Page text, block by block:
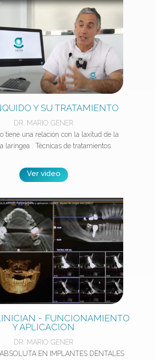
Y SU TRATAMIENTO
DR. MARIO GENER
tiene una relación con la laxitud de la
laríngea . Técnicas de tratamientos
Ver video
- FUNCIONAMIENTO
Y APLICACION
DR. MARIO GENER
EN IMPLANTES DENTALES